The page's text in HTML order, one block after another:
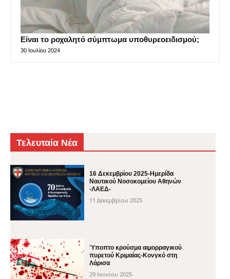
Είναι το ροχαλητό σύμπτωμα υποθυρεοειδισμού;
30 Ιουλίου 2024
Τελευταία Νέα
16 Δεκεμβρίου 2025-Ημερίδα
Ναυτικού Νοσοκομείου Αθηνών
-ΛΑΕΔ-
11 Δεκεμβρίου 2025
Ύποπτο κρούσμα αιμορραγικού
πυρετού Κριμαίας-Κονγκό στη
Λάρισα
29 Ιουνίου 2025